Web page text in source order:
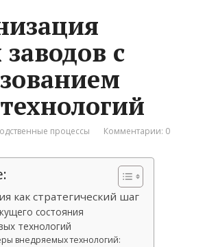
с
процессы Комментарии: 0
как стратегический шаг
состояния
технологий
внедряемых технологий: